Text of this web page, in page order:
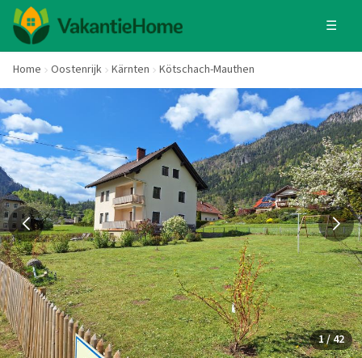
☰
Home Oostenrijk Kärnten Kötschach-Mauthen
1 / 42